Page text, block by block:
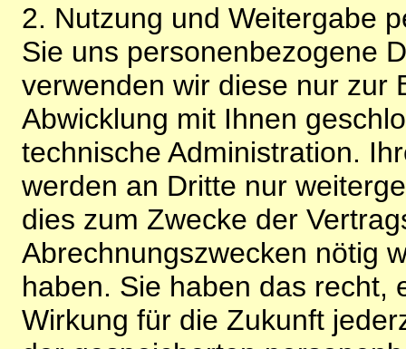
2. Nutzung und Weitergabe
Sie uns personenbezogene
verwenden wir diese nur zur
Abwicklung mit Ihnen
technische Administration.
werden an Dritte nur
dies zum Zwecke der
Abrechnungszwecken nötig
haben. Sie haben das recht,
Wirkung für die Zukunft